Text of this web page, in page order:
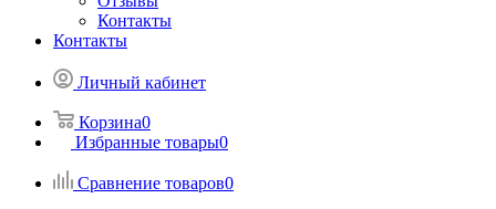
Контакты
Контакты
Личный кабинет
Корзина0
Избранные товары0
Сравнение товаров0